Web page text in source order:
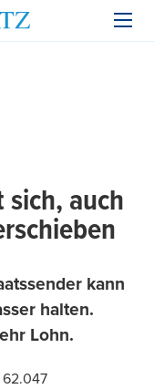
sich, auch
kann
halten.
Lohn.
62.047